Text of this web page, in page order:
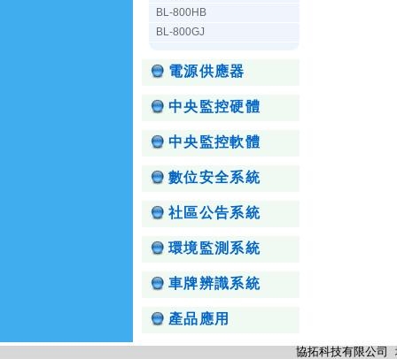
BL-800HB
BL-800GJ
電源供應器
中央監控硬體
中央監控軟體
數位安全系統
社區公告系統
環境監測系統
車牌辨識系統
產品應用
協拓科技有限公司